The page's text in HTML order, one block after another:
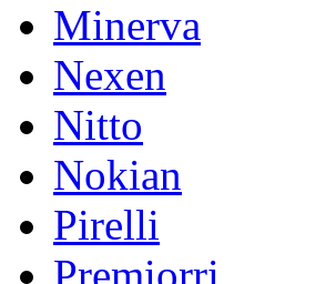
Minerva
Nexen
Nitto
Nokian
Pirelli
Premiorri